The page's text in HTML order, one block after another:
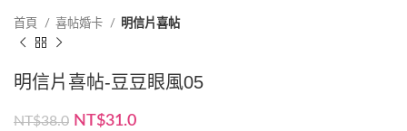
首頁 喜帖婚卡 明信片喜帖
明信片喜帖-豆豆眼風05
NT$38.0 原
NT$31.0目